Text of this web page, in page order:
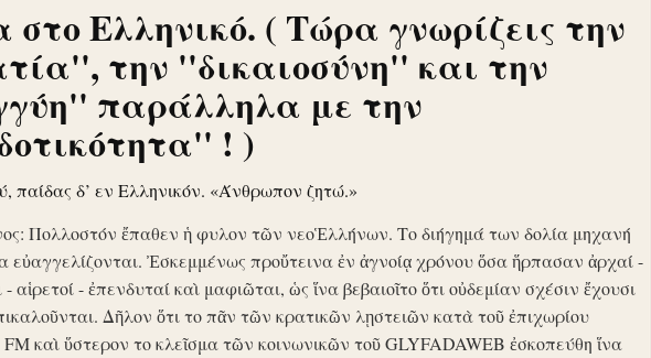
Ελληνικό. ( Τώρα γνωρίζεις την
την ''δικαιοσύνη'' και την
παράλληλα με την
! )
παίδας δ’ εν Ελληνικόν. «Άνθρωπον ζητώ.»
Πολλοστόν ἔπαθεν ἡ φυλον τῶν νεοἙλλήνων. Το διήγημά των δολία μηχανή
εὐαγγελίζονται. Ἐσκεμμένως προὔτεινα ἐν ἀγνοίᾳ χρόνου ὅσα ἥρπασαν ἀρχαί -
- αἱρετοί - ἐπενδυταί καὶ μαφιῶται, ὡς ἵνα βεβαιοῖτο ὅτι οὐδεμίαν σχέσιν ἔχουσι
Δῆλον ὅτι το πᾶν τῶν κρατικῶν λῃστειῶν κατὰ τοῦ ἐπιχωρίου
καὶ ὕστερον το κλεῖσμα τῶν κοινωνικῶν τοῦ GLYFADAWEB ἐσκοπεύθη ἵνα